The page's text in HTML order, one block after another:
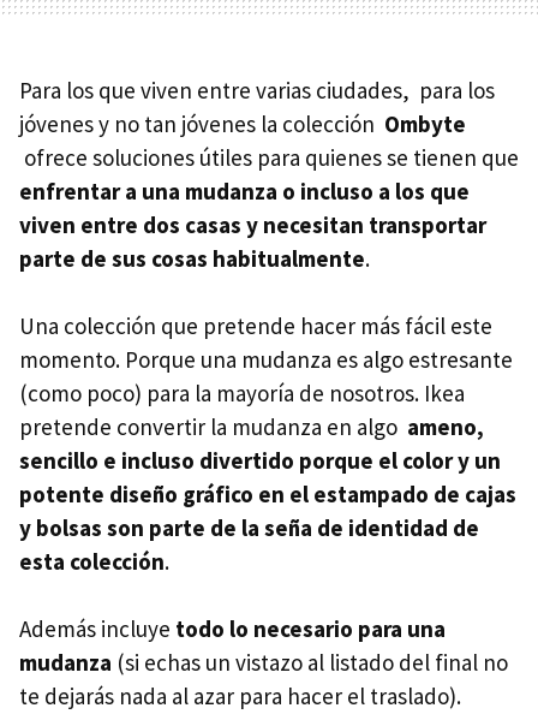
Para los que viven entre varias ciudades, para los
jóvenes y no tan jóvenes la colección Ombyte
ofrece soluciones útiles para quienes se tienen que
enfrentar a una mudanza o incluso a los que
viven entre dos casas y necesitan transportar
parte de sus cosas habitualmente.
Una colección que pretende hacer más fácil este
momento. Porque una mudanza es algo estresante
(como poco) para la mayoría de nosotros. Ikea
pretende convertir la mudanza en algo ameno,
sencillo e incluso divertido porque el color y un
potente diseño gráfico en el estampado de cajas
y bolsas son parte de la seña de identidad de
esta colección.
Además incluye todo lo necesario para una
mudanza (si echas un vistazo al listado del final no
te dejarás nada al azar para hacer el traslado).